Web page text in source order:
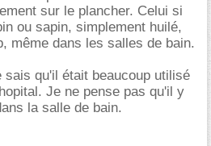
sur le plancher. Celui si
ou sapin, simplement huilé,
même dans les salles de bain.
qu'il était beaucoup utilisé
Je ne pense pas qu'il y
la salle de bain.